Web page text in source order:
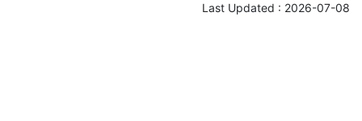
Last Updated : 2026-07-08